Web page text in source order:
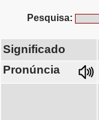
Pesquisa:
Significado
Pronúncia